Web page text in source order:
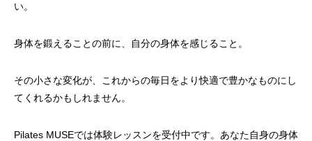
い。
身体を鍛えることの前に、自分の身体を感じること。
その小さな変化が、これからの毎日をより快適で豊かなものにし
てくれるかもしれません。
Pilates MUSEでは体験レッスンを受付中です。あなた自身の身体